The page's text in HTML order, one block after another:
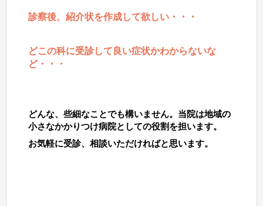
診察後、紹介状を作成して欲しい・・・
どこの科に受診して良い症状かわからないな
ど・・・
どんな、些細なことでも構いません。当院は地域の
⼩さなかかりつけ病院としての役割を担います。
お気軽に受診、相談いただければと思います。